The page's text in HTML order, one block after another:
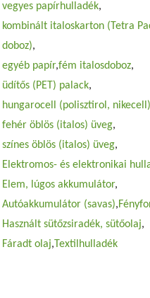
vegyes papírhulladék
kombinált italoskarton (Tetra
doboz)
egyéb papír fém italosdoboz
üdítős (PET) palack
hungarocell (polisztirol, nikecell)
fehér öblös (italos) üveg
színes öblös (italos) üveg
Elektromos- és elektronikai
Elem, lúgos akkumulátor
Autóakkumulátor (savas)
Használt sütőzsiradék, sütőolaj
Fáradt olaj Textilhulladék